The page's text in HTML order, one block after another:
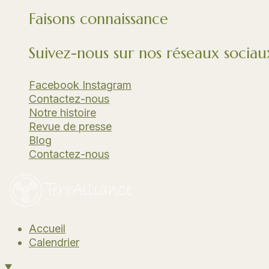
Faisons connaissance
Suivez-nous sur nos réseaux
Facebook Instagram
Contactez-nous
Notre histoire
Revue de presse
Blog
Contactez-nous
Accueil
Calendrier